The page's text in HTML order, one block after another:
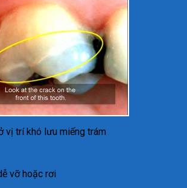
vị trí khó lưu miếng trám
vỡ hoặc rơi